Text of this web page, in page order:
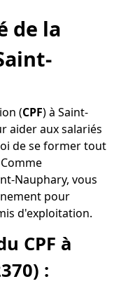
de la
(CPF) à Saint-
aider aux salariés
de se former tout
Nauphary, vous
pour
d'exploitation.
CPF à
: